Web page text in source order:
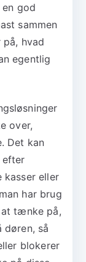
god
sammen
på, hvad
egentlig
over,
Det kan
kasser eller
har brug
tænke på,
døren, så
blokerer